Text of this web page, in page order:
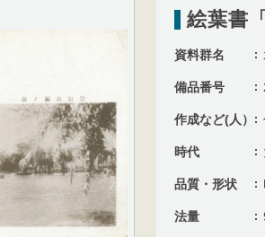
絵葉書
資料群名
備品番号
作成など(人）
時代
品質・形状
法量